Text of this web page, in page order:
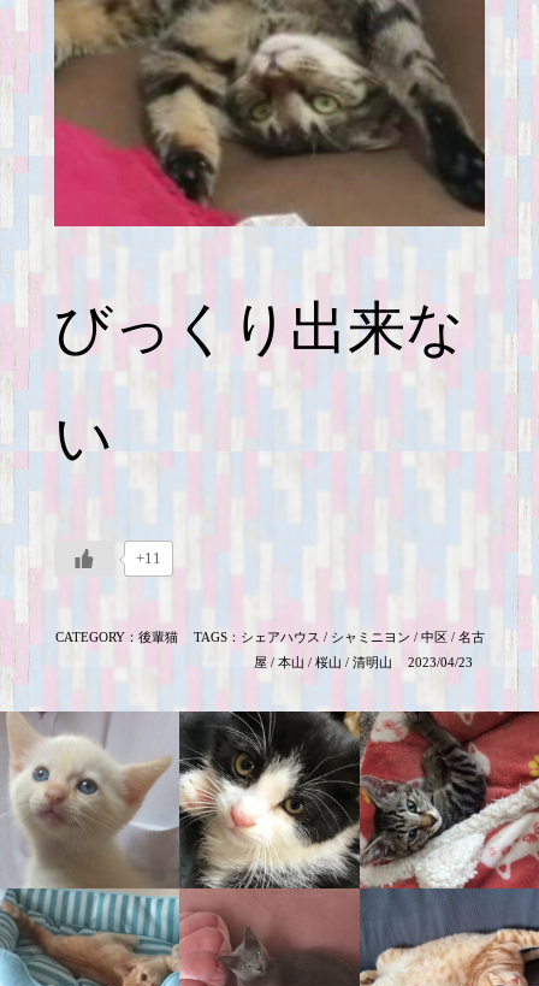
びっくり出来な
い
+11
CATEGORY：後輩猫 TAGS： シェアハウス / シャミニヨン /中区 /名古
屋 /本山 /桜山 /清明山 2023/04/23